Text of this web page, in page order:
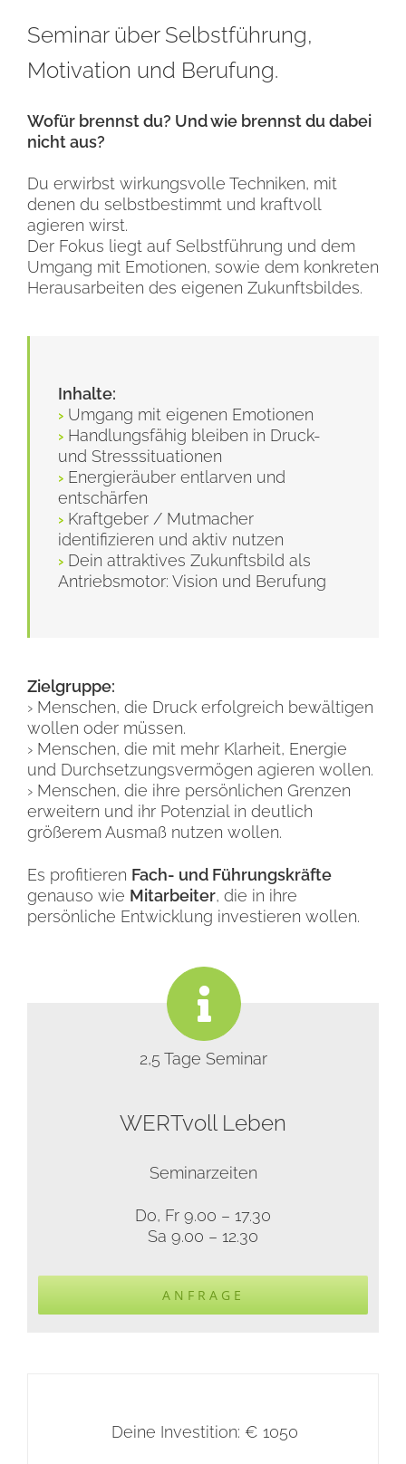
Seminar über Selbstführung,
Motivation und Berufung.
Wofür brennst du? Und wie brennst du dabei
nicht aus?
Du erwirbst wirkungsvolle Techniken, mit
denen du selbstbestimmt und kraftvoll
agieren wirst.
Der Fokus liegt auf Selbstführung und dem
Umgang mit Emotionen, sowie dem konkreten
Herausarbeiten des eigenen Zukunftsbildes.
Inhalte:
› Umgang mit eigenen Emotionen
› Handlungsfähig bleiben in Druck-
und Stresssituationen
› Energieräuber entlarven und
entschärfen
› Kraftgeber / Mutmacher
identifizieren und aktiv nutzen
› Dein attraktives Zukunftsbild als
Antriebsmotor: Vision und Berufung
Zielgruppe:
› Menschen, die Druck erfolgreich bewältigen
wollen oder müssen.
› Menschen, die mit mehr Klarheit, Energie
und Durchsetzungsvermögen agieren wollen.
› Menschen, die ihre persönlichen Grenzen
erweitern und ihr Potenzial in deutlich
größerem Ausmaß nutzen wollen.
Es profitieren Fach- und Führungskräfte
genauso wie Mitarbeiter, die in ihre
persönliche Entwicklung investieren wollen.
2,5 Tage Seminar
WERTvoll Leben
Seminarzeiten
Do, Fr 9.00 – 17.30
Sa 9.00 – 12.30
ANFRAGE
Deine Investition: € 1050